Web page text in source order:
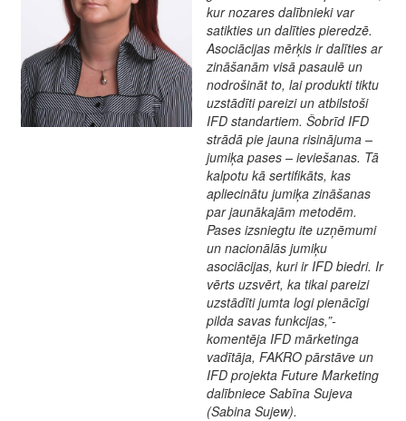
kur nozares dalībnieki var
satikties un dalīties pieredzē.
Asociācijas mērķis ir dalīties ar
zināšanām visā pasaulē un
nodrošināt to, lai produkti tiktu
uzstādīti pareizi un atbilstoši
IFD standartiem. Šobrīd IFD
strādā pie jauna risinājuma –
jumiķa pases – ieviešanas. Tā
kalpotu kā sertifikāts, kas
apliecinātu jumiķa zināšanas
par jaunākajām metodēm.
Pases izsniegtu ite uzņēmumi
un nacionālās jumiķu
asociācijas, kuri ir IFD biedri. Ir
vērts uzsvērt, ka tikai pareizi
uzstādīti jumta logi pienācīgi
pilda savas funkcijas,”-
komentēja IFD mārketinga
vadītāja, FAKRO pārstāve un
IFD projekta Future Marketing
dalībniece Sabīna Sujeva
(Sabina Sujew).